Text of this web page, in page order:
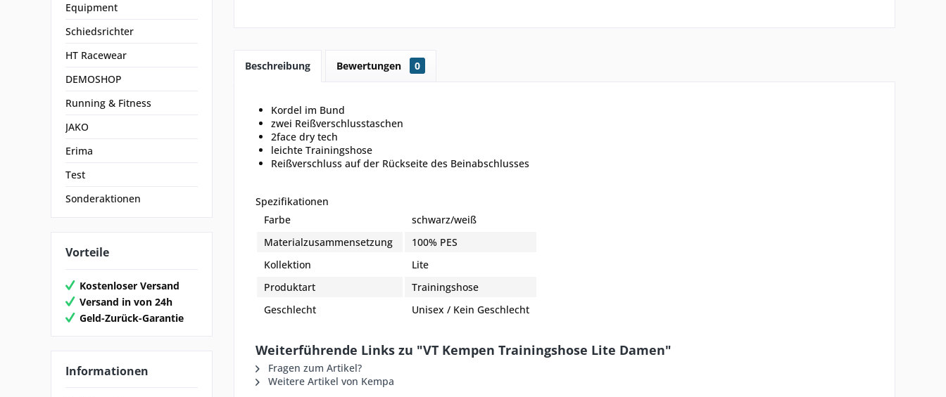
Equipment
Schiedsrichter
HT Racewear
DEMOSHOP
Running & Fitness
JAKO
Erima
Test
Sonderaktionen
Vorteile
Kostenloser Versand
Versand in von 24h
Geld-Zurück-Garantie
Informationen
Beschreibung Bewertungen 0
Kordel im Bund
zwei Reißverschlusstaschen
2face dry tech
leichte Trainingshose
Reißverschluss auf der Rückseite des Beinabschlusses
Spezifikationen
Farbe
schwarz/weiß
Materialzusammensetzung
100% PES
Kollektion
Lite
Produktart
Trainingshose
Geschlecht
Unisex / Kein Geschlecht
Weiterführende Links zu "VT Kempen Trainingshose Lite Damen"
Fragen zum Artikel?
Weitere Artikel von Kempa